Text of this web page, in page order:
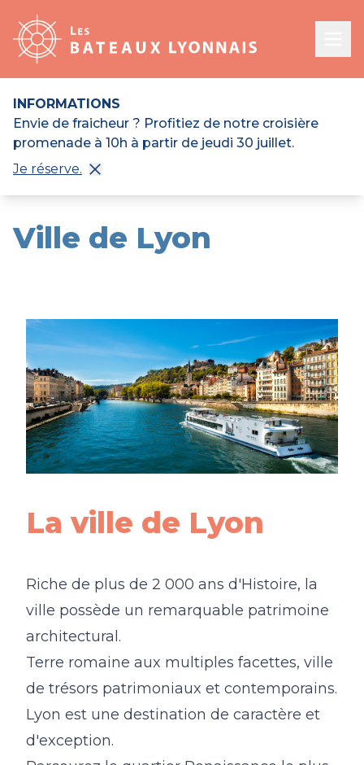
INFORMATIONS
Envie de fraicheur ? Profitiez de notre croisière
promenade à 10h à partir de jeudi 30 juillet.
Je réserve.
Ville de Lyon
La ville de Lyon
Riche de plus de 2 000 ans d'Histoire, la
ville possède un remarquable patrimoine
architectural.
Terre romaine aux multiples facettes, ville
de trésors patrimoniaux et contemporains.
Lyon est une destination de caractère et
d'exception.